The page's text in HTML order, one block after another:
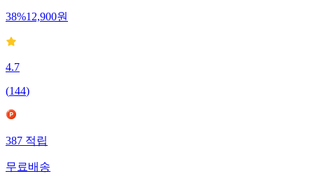
38%12,900원
4.7
(144)
387적립
무료배송